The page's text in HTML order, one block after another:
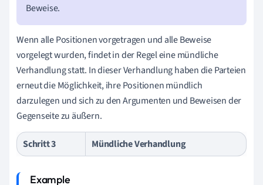
Beweise.
Wenn alle Positionen vorgetragen und alle Beweise
vorgelegt wurden, findet in der Regel eine mündliche
Verhandlung statt. In dieser Verhandlung haben die Parteien
erneut die Möglichkeit, ihre Positionen mündlich
darzulegen und sich zu den Argumenten und Beweisen der
Gegenseite zu äußern.
Schritt 3 Mündliche Verhandlung